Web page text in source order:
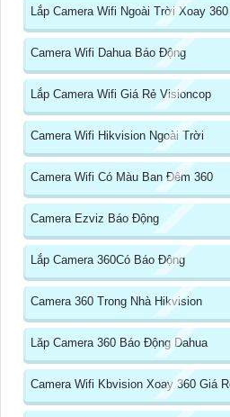
Lắp Camera Wifi Ngoài Trời Xoay
Camera Wifi Dahua Báo Động
Lắp Camera Wifi Giá Rẻ Visioncop
Camera Wifi Hikvision Ngoài Trời
Camera Wifi Có Màu Ban Đêm 360
Camera Ezviz Báo Động
Lắp Camera 360Có Báo Động
Camera 360 Trong Nhà Hikvision
Lăp Camera 360 Báo Động Dahua
Camera Wifi Kbvision Xoay 360 Giá